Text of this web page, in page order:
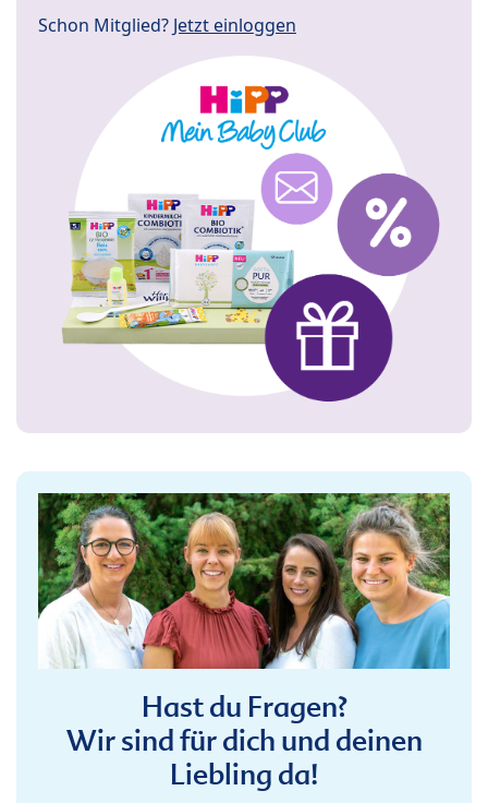
Schon Mitglied? Jetzt einloggen
Hast du Fragen?
Wir sind für dich und deinen
Liebling da!